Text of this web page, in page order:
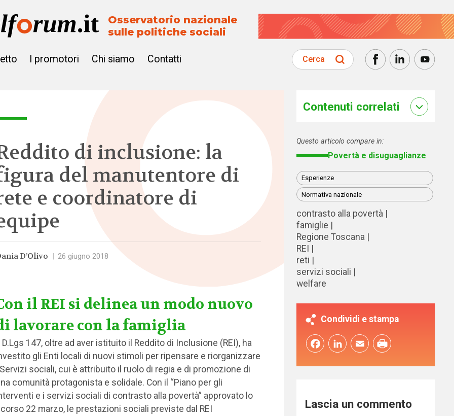
Osservatorio nazionale
sulle politiche sociali
I promotori Chi siamo Contatti Cerca
di inclusione: la
del manutentore di
e coordinatore di
D’Olivo 26 giugno 2018
il REI si delinea un modo nuovo
lavorare con la famiglia
D.Lgs 147, oltre ad aver istituito il Reddito di Inclusione (REI), ha
gli Enti locali di nuovi stimoli per ripensare e riorganizzare
sociali, cui è attribuito il ruolo di regia e di promozione di
comunità protagonista e solidale. Con il “Piano per gli
e i servizi sociali di contrasto alla povertà” approvato lo
22 marzo, le prestazioni sociali previste dal REI
Contenuti correlati
Questo articolo compare in:
Povertà e disuguaglianze
Esperienze
Normativa nazionale
contrasto alla povertà
famiglie
Regione Toscana
REI
reti
servizi sociali
welfare
Condividi e stampa
FacebookLinkedInEmail
Lascia un commento